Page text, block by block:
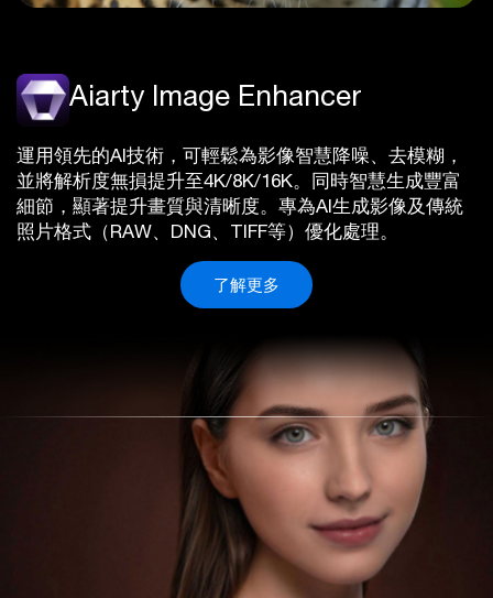
Aiarty Image Enhancer
運用領先的AI技術，可輕鬆為影像智慧降噪、去模糊，
並將解析度無損提升至4K/8K/16K。同時智慧生成豐富
細節，顯著提升畫質與清晰度。專為AI生成影像及傳統
照片格式（RAW、DNG、TIFF等）優化處理。
了解更多